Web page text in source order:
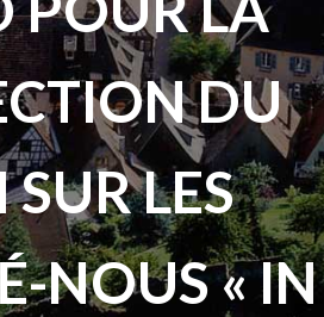
DU
LES
NOUS « IN